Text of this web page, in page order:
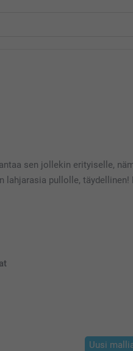
sen jollekin erityiselle,
pullolle,
Uusi